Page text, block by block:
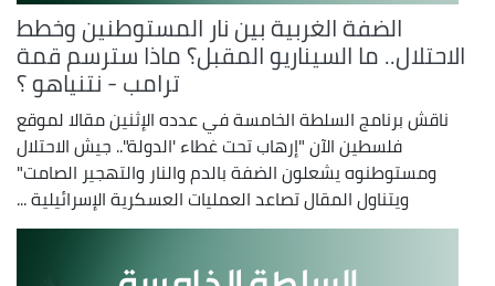
الضفة الغربية بين نار المستوطنين وخطط
الاحتلال.. ما السيناريو المقبل؟ ماذا سترسم قمة
ترامب - نتنياهو ؟
ناقش برنامج السلطة الخامسة في عدده الإثنين مقالا لموقع
فلسطين الآن "إرهاب تحت غطاء 'الدولة".. جيش الاحتلال
ومستوطنوه يشعلون الضفة بالدم والنار والتهجير الصامت"
ويتناول المقال تصاعد العمليات العسكرية الإسرائيلية ...